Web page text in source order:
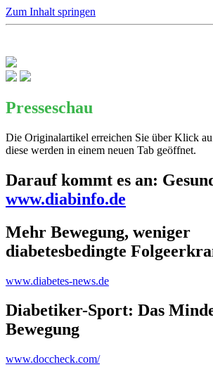
Zum Inhalt springen
Presseschau
Die Originalartikel erreichen Sie über Klick
diese werden in einem neuen Tab geöffnet.
Darauf kommt es an:
www.diabinfo.de
Mehr Bewegung, weniger
diabetesbedingte
www.diabetes-news.de
Diabetiker-Sport: Das
Bewegung
www.doccheck.com/